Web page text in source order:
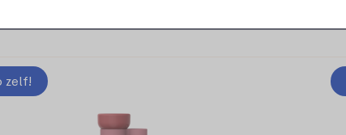
zelf!